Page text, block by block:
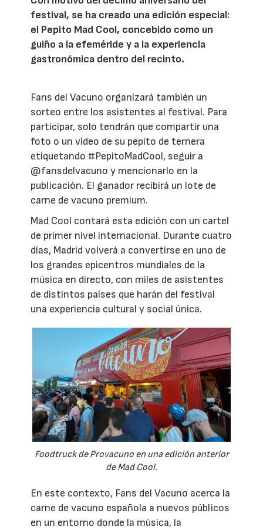
festival, se ha creado una edición especial:
el Pepito Mad Cool, concebido como un
guiño a la efeméride y a la experiencia
gastronómica dentro del recinto.
Fans del Vacuno organizará también un
sorteo entre los asistentes al festival. Para
participar, solo tendrán que compartir una
foto o un vídeo de su pepito de ternera
etiquetando #PepitoMadCool, seguir a
@fansdelvacuno y mencionarlo en la
publicación. El ganador recibirá un lote de
carne de vacuno premium.
Mad Cool contará esta edición con un cartel
de primer nivel internacional. Durante cuatro
días, Madrid volverá a convertirse en uno de
los grandes epicentros mundiales de la
música en directo, con miles de asistentes
de distintos países que harán del festival
una experiencia cultural y social única.
Foodtruck de Provacuno en una edición anterior
de Mad Cool.
En este contexto, Fans del Vacuno acerca la
carne de vacuno española a nuevos públicos
en un entorno donde la música, la